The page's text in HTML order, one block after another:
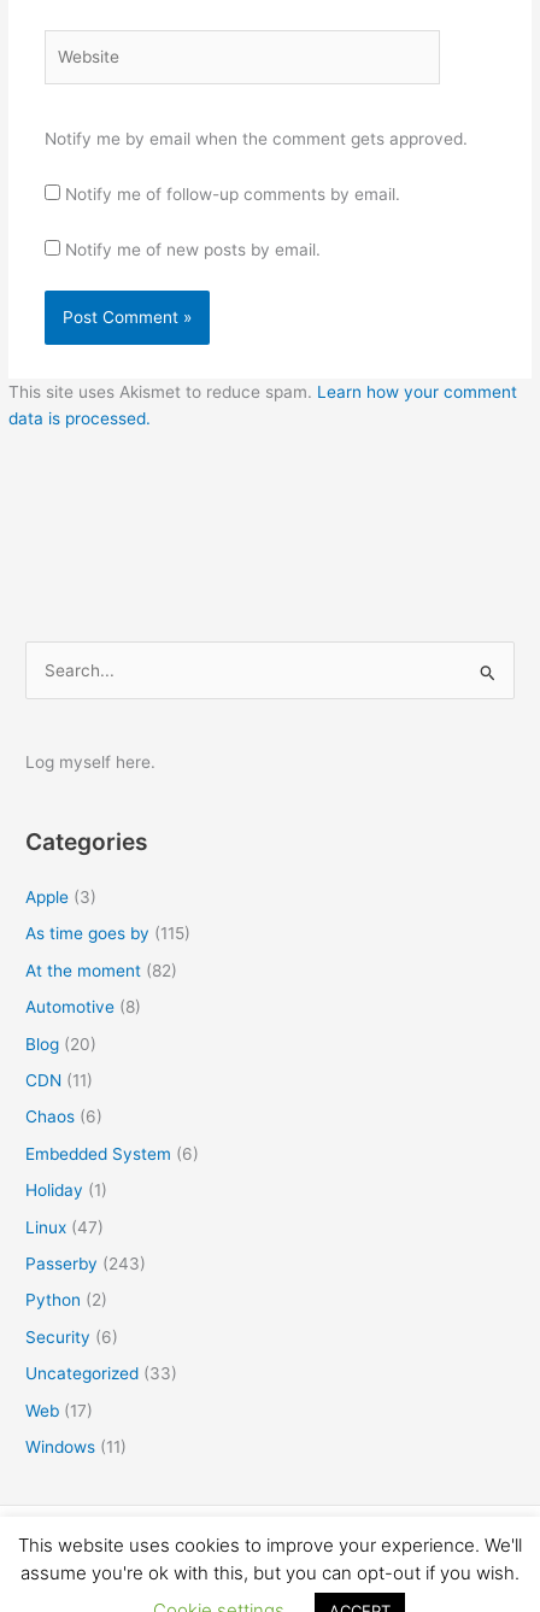
Notify me by email when the comment gets approved.
Notify me of follow-up comments by email.
Notify me of new posts by email.
This site uses Akismet to reduce spam. Learn how your comment
data is processed.
r
f
Log myself here.
Categories
Apple (3)
As time goes by (115)
At the moment (82)
Automotive (8)
Blog (20)
CDN (11)
Chaos (6)
Embedded System (6)
Holiday (1)
Linux (47)
Passerby (243)
Python (2)
Security (6)
Uncategorized (33)
Web (17)
Windows (11)
Copyright © 2016-2026 矛盾体
This website uses cookies to improve your experience. We'll
assume you're ok with this, but you can opt-out if you wish.